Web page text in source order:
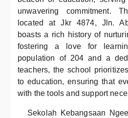
unwavering commitment.
located at Jkr 4874, Jln.
boasts a rich history of
fostering a love for
population of 204 and a
teachers, the school
to education, ensuring that
with the tools and support
Sekolah Kebangsaan